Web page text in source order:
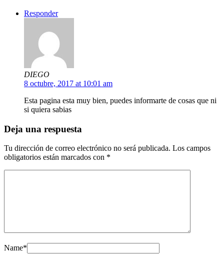
Responder
DIEGO
8 octubre, 2017 at 10:01 am
Esta pagina esta muy bien, puedes informarte de cosas que ni
si quiera sabias
Deja una respuesta
Tu dirección de correo electrónico no será publicada. Los campos
obligatorios están marcados con *
Name*